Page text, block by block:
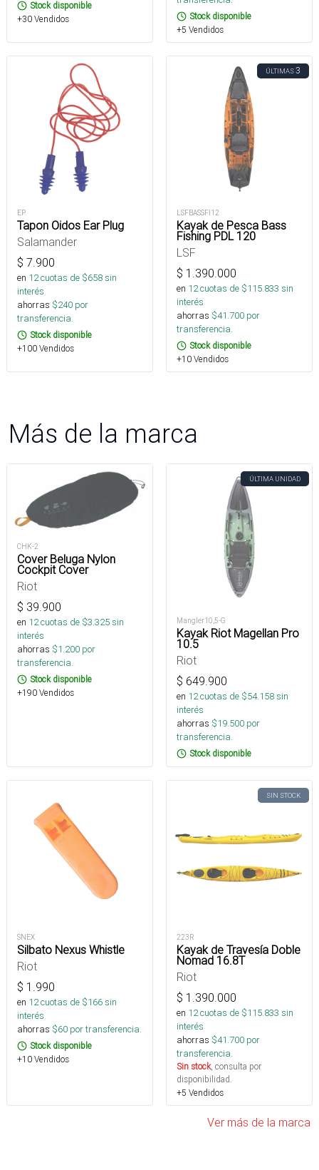
Stock disponible
+30 Vendidos
Stock disponible
+5 Vendidos
EP
Tapon Oidos Ear Plug
Salamander
$ 7.900
en 12cuotas de $658sin
interés
ahorras $240 por
transferencia.
Stock disponible
+100 Vendidos
ÚLTIMAS3
LSFBASSFI12
Kayak de Pesca Bass
Fishing PDL 120
LSF
$ 1.390.000
en 12cuotas de $115.833 sin
interés
ahorras $41.700 por
transferencia.
Stock disponible
+10 Vendidos
Más de la marca
CHK-2
Cover Beluga Nylon
Cockpit Cover
Riot
$ 39.900
en 12cuotas de $3.325sin
interés
ahorras $1.200 por
transferencia.
Stock disponible
+190 Vendidos
ÚLTIMA UNIDAD
Mangler10,5-G
Kayak Riot Magellan Pro
10.5
Riot
$ 649.900
en 12cuotas de $54.158sin
interés
ahorras $19.500 por
transferencia.
Stock disponible
SNEX
Silbato Nexus Whistle
Riot
$ 1.990
en 12cuotas de $166sin
interés
ahorras $60 por transferencia.
Stock disponible
+10 Vendidos
SIN STOCK
223R
Kayak de Travesía Doble
Nomad 16.8T
Riot
$ 1.390.000
en 12cuotas de $115.833 sin
interés
ahorras $41.700 por
transferencia.
Sin stock, consulta por
disponibilidad.
+5 Vendidos
Ver más de la marca